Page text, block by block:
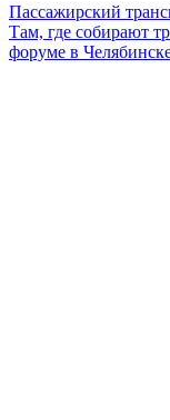
Пассажирский
Там, где собирают
форуме в